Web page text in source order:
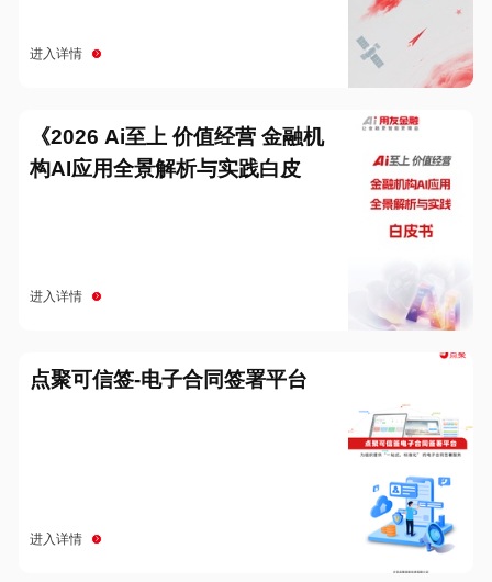
进入详情
《2026 Ai至上 价值经营 金融机
构AI应用全景解析与实践白皮
进入详情
点聚可信签-电子合同签署平台
进入详情